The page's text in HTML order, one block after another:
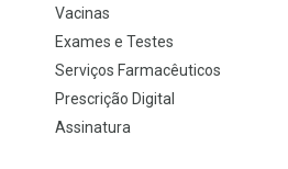
Vacinas
Exames e Testes
Serviços Farmacêuticos
Prescrição Digital
Assinatura